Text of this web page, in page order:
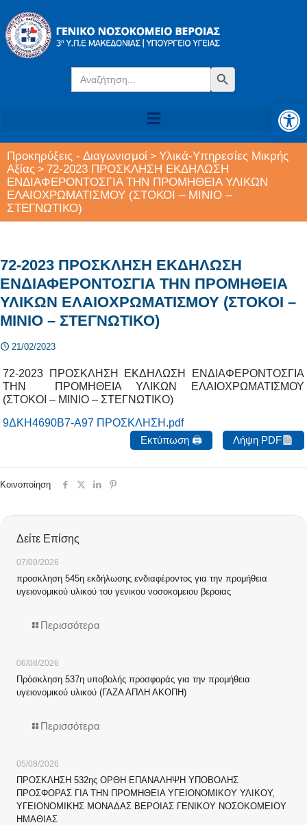
Search
for:
Search Button
Προκηρύξεις - Διαγωνισμοί > Υλικά-Υπηρεσίες Μικρής
Αξίας > 72-2023 ΠΡΟΣΚΛΗΣΗ ΕΚΔΗΛΩΣΗ
ΕΝΔΙΑΦΕΡΟΝΤΟΣΓΙΑ ΤΗΝ ΠΡΟΜΗΘΕΙΑ ΥΛΙΚΩΝ
ΕΛΑΙΟΧΡΩΜΑΤΙΣΜΟΥ (ΣΤΟΚΟΙ – ΜΙΝΙΟ –
ΣΤΕΓΝΩΤΙΚΟ)
72-2023 ΠΡΟΣΚΛΗΣΗ ΕΚΔΗΛΩΣΗ
ΕΝΔΙΑΦΕΡΟΝΤΟΣΓΙΑ ΤΗΝ ΠΡΟΜΗΘΕΙΑ
ΥΛΙΚΩΝ ΕΛΑΙΟΧΡΩΜΑΤΙΣΜΟΥ (ΣΤΟΚΟΙ –
ΜΙΝΙΟ – ΣΤΕΓΝΩΤΙΚΟ)
21/02/2023
72-2023 ΠΡΟΣΚΛΗΣΗ ΕΚΔΗΛΩΣΗ ΕΝΔΙΑΦΕΡΟΝΤΟΣΓΙΑ
ΤΗΝ ΠΡΟΜΗΘΕΙΑ ΥΛΙΚΩΝ ΕΛΑΙΟΧΡΩΜΑΤΙΣΜΟΥ
(ΣΤΟΚΟΙ – ΜΙΝΙΟ – ΣΤΕΓΝΩΤΙΚΟ)
9ΔΚΗ4690Β7-Α97 ΠΡΟΣΚΛΗΣΗ.pdf
Εκτύπωση 🖨
Λήψη PDF
Κοινοποίηση
Δείτε Επίσης
07/08/2026
προσκληση 545η εκδήλωσης ενδιαφέροντος για την προμήθεια
υγειονομικού υλικού του γενικου νοσοκομειου βεροιας
Περισσότερα
06/08/2026
Πρόσκληση 537η υποβολής προσφοράς για την προμήθεια
υγειονομικού υλικού (ΓΑΖΑ ΑΠΛΗ ΑΚΟΠΗ)
Περισσότερα
05/08/2026
ΠΡΟΣΚΛΗΣΗ 532ης ΟΡΘΗ ΕΠΑΝΑΛΗΨΗ ΥΠΟΒΟΛΗΣ
ΠΡΟΣΦΟΡΑΣ ΓΙΑ ΤΗΝ ΠΡΟΜΗΘΕΙΑ ΥΓΕΙΟΝΟΜΙΚΟΥ ΥΛΙΚΟΥ,
ΥΓΕΙΟΝΟΜΙΚΗΣ ΜΟΝΑΔΑΣ ΒΕΡΟΙΑΣ ΓΕΝΙΚΟΥ ΝΟΣΟΚΟΜΕΙΟΥ
ΗΜΑΘΙΑΣ